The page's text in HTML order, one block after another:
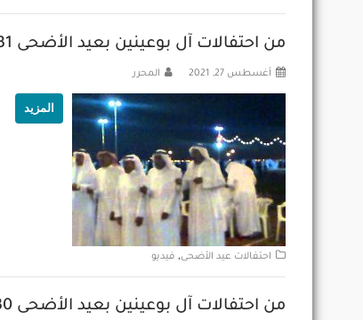
من احتفالات آل بوعينين بعيد الأضحى 1431 هـ
أغسطس 27, 2021 المحرر
المزيد
احتفالات عيد الأضحى, فيديو
من احتفالات آل بوعينين بعيد الأضحى 1430هـ